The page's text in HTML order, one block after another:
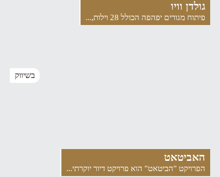
גולדן וויו
פיתוח מגורים יפהפה הכולל 28 וילות,...
האביטאט
הפרויקט "הביטאט" הוא פרויקט דיור יוקרתי...
בשיווק